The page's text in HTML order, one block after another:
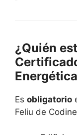
¿Quién
Es obligatorio
Feliu de